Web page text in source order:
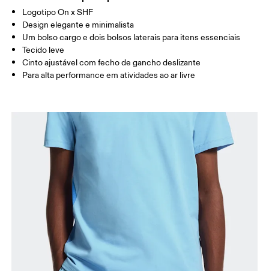
Arraste na horizontal para ver mais
Como medir
Logotipo On x SHF
Design elegante e minimalista
Um bolso cargo e dois bolsos laterais para itens essenciais
Tecido leve
Cinto ajustável com fecho de gancho deslizante
Para alta performance em atividades ao ar livre